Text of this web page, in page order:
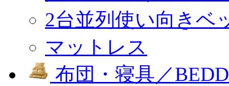
2台並列使い向きベ
マットレス
布団・寝具／